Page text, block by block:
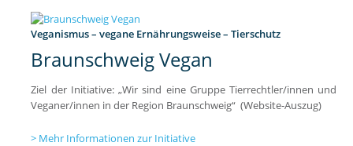
Veganismus – vegane Ernährungsweise – Tierschutz
Braunschweig Vegan
Ziel der Initiative: „Wir sind eine Gruppe Tierrechtler/innen und
Veganer/innen in der Region Braunschweig“ (Website-Auszug)
Mehr Informationen zur Initiative